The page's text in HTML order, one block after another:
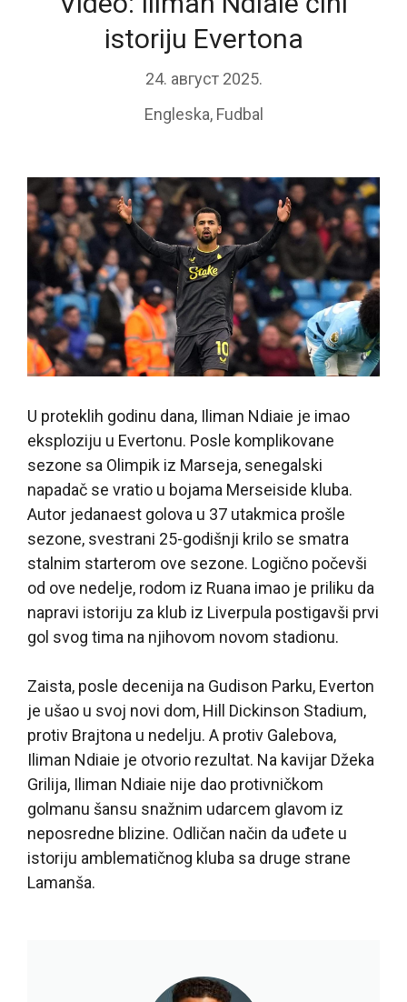
istoriju Evertona
24. август 2025.
Engleska, Fudbal
U proteklih godinu dana, Iliman Ndiaie je imao
eksploziju u Evertonu. Posle komplikovane
sezone sa Olimpik iz Marseja, senegalski
napadač se vratio u bojama Merseiside kluba.
Autor jedanaest golova u 37 utakmica prošle
sezone, svestrani 25-godišnji krilo se smatra
stalnim starterom ove sezone. Logično počevši
od ove nedelje, rodom iz Ruana imao je priliku da
napravi istoriju za klub iz Liverpula postigavši prvi
gol svog tima na njihovom novom stadionu.
Zaista, posle decenija na Gudison Parku, Everton
je ušao u svoj novi dom, Hill Dickinson Stadium,
protiv Brajtona u nedelju. A protiv Galebova,
Iliman Ndiaie je otvorio rezultat. Na kavijar Džeka
Grilija, Iliman Ndiaie nije dao protivničkom
golmanu šansu snažnim udarcem glavom iz
neposredne blizine. Odličan način da uđete u
istoriju amblematičnog kluba sa druge strane
Lamanša.